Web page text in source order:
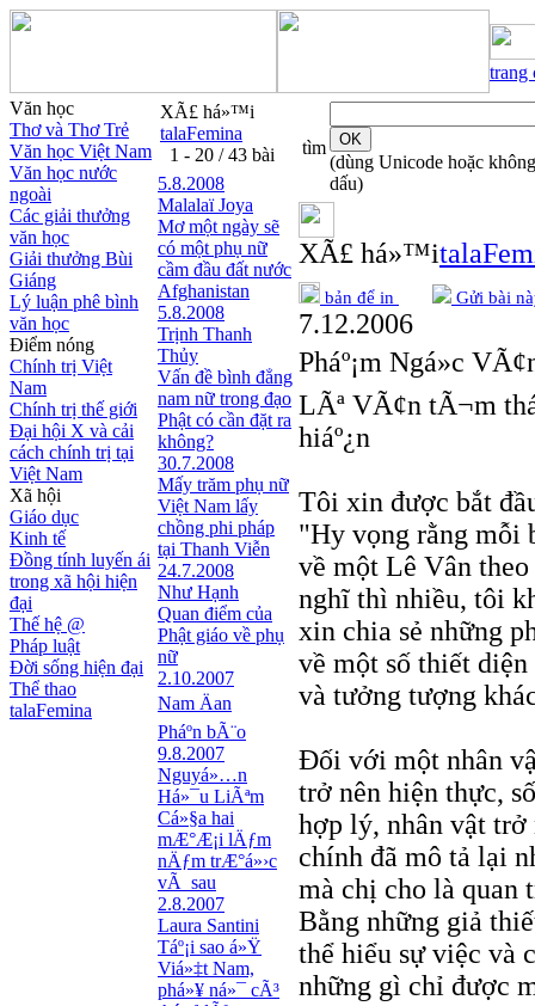
trang
Văn học
Thơ và Thơ Trẻ
Văn học Việt Nam
Văn học nước
ngoài
Các giải thưởng
văn học
Giải thưởng Bùi
Giáng
Lý luận phê bình
văn học
Điểm nóng
Chính trị Việt
Nam
Chính trị thế giới
Đại hội X và cải
cách chính trị tại
Việt Nam
Xã hội
Giáo dục
Kinh tế
Đồng tính luyến ái
trong xã hội hiện
đại
Thế hệ @
Pháp luật
Đời sống hiện đại
Thể thao
talaFemina
XÃ£ há»™i
talaFemina
1 - 20 / 43 bài
5.8.2008
Malalaï Joya
Mơ một ngày sẽ
có một phụ nữ
cầm đầu đất nước
Afghanistan
5.8.2008
Trịnh Thanh
Thủy
Vấn đề bình đẳng
nam nữ trong đạo
Phật có cần đặt ra
không?
30.7.2008
Mấy trăm phụ nữ
Việt Nam lấy
chồng phi pháp
tại Thanh Viễn
24.7.2008
Như Hạnh
Quan điểm của
Phật giáo về phụ
nữ
2.10.2007
Nam Äan
Pháº­n bÃ¨o
9.8.2007
Nguyá»…n
Há»¯u LiÃªm
Cá»§a hai
mÆ°Æ¡i lÄƒm
nÄƒm trÆ°á»›c
vÃ sau
2.8.2007
Laura Santini
Táº¡i sao á»Ÿ
Viá»‡t Nam,
phá»¥ ná»¯ cÃ³
tìm
(dùng Unicode hoặc không
dấu)
XÃ£ há»™i
bản để in Gửi bài
7.12.2006
Pháº¡m Ngá»c
LÃª VÃ¢n tÃ¬m
hiáº¿n
Tôi xin được bắt
"Hy vọng rằng mỗi
về một Lê Vân
nghĩ thì nhiều, tôi
xin chia sẻ những
về một số thiết
và tưởng tượng
Đối với một nhân
trở nên hiện thực,
hợp lý, nhân vật trở
chính đã mô tả lại
mà chị cho là quan
Bằng những giả
thể hiểu sự việc và
những gì chỉ được